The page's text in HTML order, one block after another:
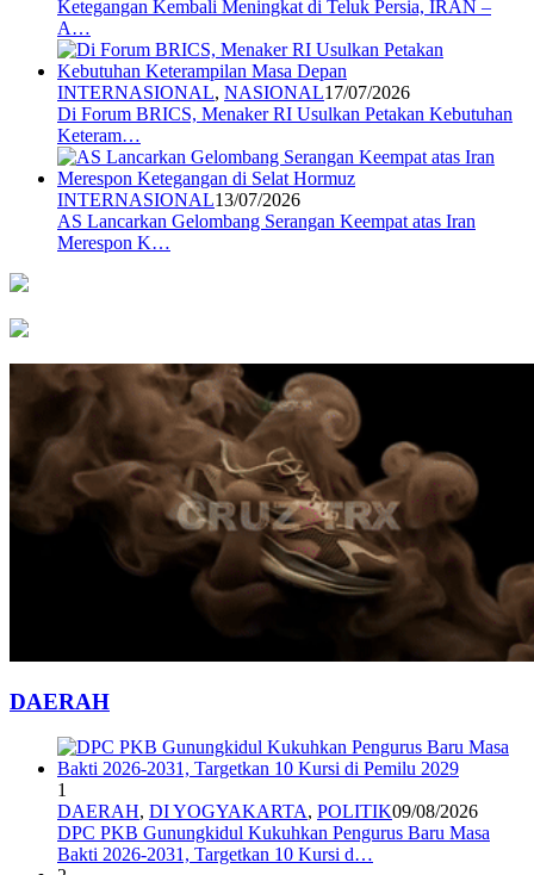
Ketegangan Kembali Meningkat di Teluk Persia, IRAN –
A…
INTERNASIONAL, NASIONAL17/07/2026
Di Forum BRICS, Menaker RI Usulkan Petakan Kebutuhan
Keteram…
INTERNASIONAL13/07/2026
AS Lancarkan Gelombang Serangan Keempat atas Iran
Merespon K…
DAERAH
1
DAERAH, DI YOGYAKARTA, POLITIK09/08/2026
DPC PKB Gunungkidul Kukuhkan Pengurus Baru Masa
Bakti 2026-2031, Targetkan 10 Kursi d…